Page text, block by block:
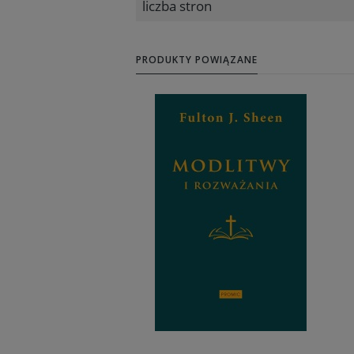
liczba stron
PRODUKTY POWIĄZANE